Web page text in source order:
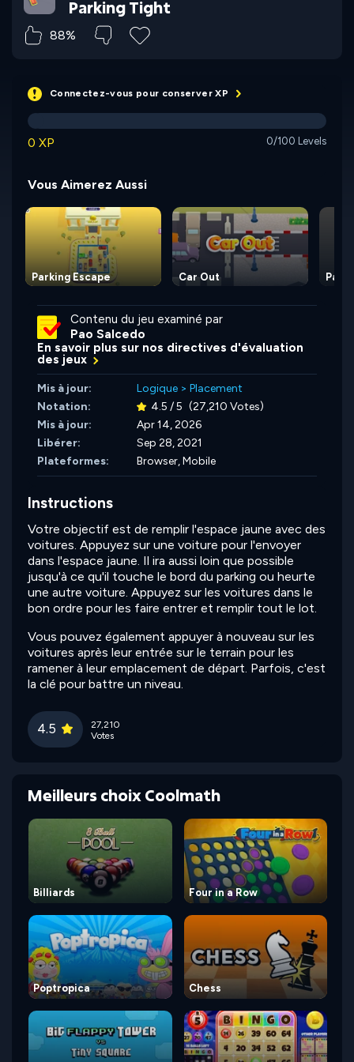
Parking Tight
88%
Connectez-vous pour conserver XP
0 XP 0/100 Levels
Vous Aimerez Aussi
Parking Escape Car Out
Contenu du jeu examiné par
Pao Salcedo
En savoir plus sur nos directives d'évaluation
des jeux
Mis à jour: Logique > Placement
Notation:
4.5 / 5 (27,210 Votes)
Mis à jour:
Apr 14, 2026
Libérer:
Sep 28, 2021
Plateformes:
Browser, Mobile
Instructions
Votre objectif est de remplir l'espace jaune avec des
voitures. Appuyez sur une voiture pour l'envoyer
dans l'espace jaune. Il ira aussi loin que possible
jusqu'à ce qu'il touche le bord du parking ou heurte
une autre voiture. Appuyez sur les voitures dans le
bon ordre pour les faire entrer et remplir tout le lot.
Vous pouvez également appuyer à nouveau sur les
voitures après leur entrée sur le terrain pour les
ramener à leur emplacement de départ. Parfois, c'est
la clé pour battre un niveau.
4.5
27,210
Votes
Meilleurs choix Coolmath
Billiards Four in a Row
Poptropica Chess